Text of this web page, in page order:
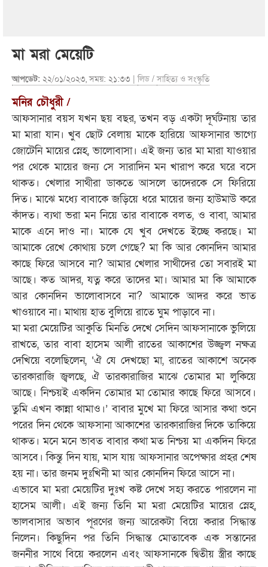
মা মরা মেয়েটি
আপডেট: ২২/০১/২০২৩, সময়: ২১:৩৩ |লিড /সাহিত্য ও সংস্কৃতি
মনির চৌধুরী /
আফসানার বয়স যখন ছয় বছর, তখন বড় একটা দূর্ঘটনায় তার
মা মারা যান। খুব ছোট বেলায় মাকে হারিয়ে আফসানার ভাগ্যে
জোটেনি মায়ের স্নেহ, ভালোবাসা। এই জন্য তার মা মারা যাওয়ার
পর থেকে মায়ের জন্য সে সারাদিন মন খারাপ করে ঘরে বসে
থাকত। খেলার সাথীরা ডাকতে আসলে তাদেরকে সে ফিরিয়ে
দিত। মাঝে মধ্যে বাবাকে জড়িয়ে ধরে মায়ের জন্য হাউমাউ করে
কাঁদত। ব্যথা ভরা মন নিয়ে তার বাবাকে বলত, ও বাবা, আমার
মাকে এনে দাও না। মাকে যে খুব দেখতে ইচ্ছে করছে। মা
আমাকে রেখে কোথায় চলে গেছে? মা কি আর কোনদিন আমার
কাছে ফিরে আসবে না? আমার খেলার সাথীদের তো সবারই মা
আছে। কত আদর, যত্ন করে তাদের মা। আমার মা কি আমাকে
আর কোনদিন ভালোবাসবে না? আমাকে আদর করে ভাত
খাওয়াবে না। মাথায় হাত বুলিয়ে রাতে ঘুম পাড়াবে না।
মা মরা মেয়েটির আকুতি মিনতি দেখে সেদিন আফসানাকে ভুলিয়ে
রাখতে, তার বাবা হাসেম আলী রাতের আকাশের উজ্জ্বল নক্ষত্র
দেখিয়ে বলেছিলেন, ‘ঐ যে দেখছো মা, রাতের আকাশে অনেক
তারকারাজি জ্বলছে, ঐ তারকারাজির মাঝে তোমার মা লুকিয়ে
আছে। নিশ্চয়ই একদিন তোমার মা তোমার কাছে ফিরে আসবে।
তুমি এখন কান্না থামাও।’ বাবার মুখে মা ফিরে আসার কথা শুনে
পরের দিন থেকে আফসানা আকাশের তারকারাজির দিকে তাকিয়ে
থাকত। মনে মনে ভাবত বাবার কথা মত নিশ্চয় মা একদিন ফিরে
আসবে। কিন্তু দিন যায়, মাস যায় আফসানার অপেক্ষার প্রহর শেষ
হয় না। তার জনম দুঃখিনী মা আর কোনদিন ফিরে আসে না।
এভাবে মা মরা মেয়েটির দুঃখ কষ্ট দেখে সহ্য করতে পারলেন না
হাসেম আলী। এই জন্য তিনি মা মরা মেয়েটির মায়ের স্নেহ,
ভালবাসার অভাব পূরণের জন্য আরেকটা বিয়ে করার সিদ্ধান্ত
নিলেন। কিছুদিন পর তিনি সিদ্ধান্ত মোতাবেক এক সন্তানের
জননীর সাথে বিয়ে করলেন এবং আফসানকে দ্বিতীয় স্ত্রীর কাছে